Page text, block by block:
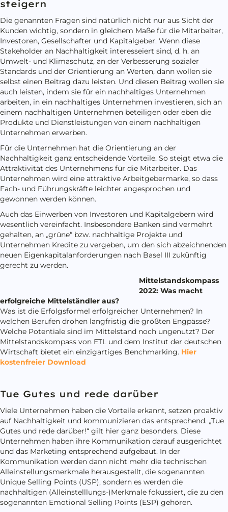
steigern
Die genannten Fragen sind natürlich nicht nur aus Sicht der
Kunden wichtig, sondern in gleichem Maße für die Mitarbeiter,
Investoren, Gesellschafter und Kapitalgeber. Wenn diese
Stakeholder an Nachhaltigkeit interesseiert sind, d. h. an
Umwelt- und Klimaschutz, an der Verbesserung sozialer
Standards und der Orientierung an Werten, dann wollen sie
selbst einen Beitrag dazu leisten. Und diesen Beitrag wollen sie
auch leisten, indem sie für ein nachhaltiges Unternehmen
arbeiten, in ein nachhaltiges Unternehmen investieren, sich an
einem nachhaltigen Unternehmen beteiligen oder eben die
Produkte und Dienstleistungen von einem nachhaltigen
Unternehmen erwerben.
Für die Unternehmen hat die Orientierung an der
Nachhaltigkeit ganz entscheidende Vorteile. So steigt etwa die
Attraktivität des Unternehmens für die Mitarbeiter. Das
Unternehmen wird eine attraktive Arbeitgebermarke, so dass
Fach- und Führungskräfte leichter angesprochen und
gewonnen werden können.
Auch das Einwerben von Investoren und Kapitalgebern wird
wesentlich vereinfacht. Insbesondere Banken sind vermehrt
gehalten, an „grüne“ bzw. nachhaltige Projekte und
Unternehmen Kredite zu vergeben, um den sich abzeichnenden
neuen Eigenkapitalanforderungen nach Basel III zukünftig
gerecht zu werden.
Mittelstandskompass
2022: Was macht
erfolgreiche Mittelständler aus?
Was ist die Erfolgsformel erfolgreicher Unternehmen? In
welchen Berufen drohen langfristig die größten Engpässe?
Welche Potentiale sind im Mittelstand noch ungenutzt? Der
Mittelstandskompass von ETL und dem Institut der deutschen
Wirtschaft bietet ein einzigartiges Benchmarking. Hier
kostenfreier Download
Tue Gutes und rede darüber
Viele Unternehmen haben die Vorteile erkannt, setzen proaktiv
auf Nachhaltigkeit und kommunizieren das entsprechend. „Tue
Gutes und rede darüber!“ gilt hier ganz besonders. Diese
Unternehmen haben ihre Kommunikation darauf ausgerichtet
und das Marketing entsprechend aufgebaut. In der
Kommunikation werden dann nicht mehr die technischen
Alleinstellungsmerkmale herausgestellt, die sogenannten
Unique Selling Points (USP), sondern es werden die
nachhaltigen (Alleinstelllungs-)Merkmale fokussiert, die zu den
sogenannten Emotional Selling Points (ESP) gehören.